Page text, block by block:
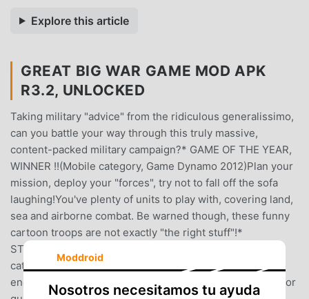
Explore this article
GREAT BIG WAR GAME MOD APK
R3.2, UNLOCKED
Taking military "advice" from the ridiculous generalissimo,
can you battle your way through this truly massive,
content-packed military campaign?* GAME OF THE YEAR,
WINNER !!(Mobile category, Game Dynamo 2012)Plan your
mission, deploy your "forces", try not to fall off the sofa
laughing!You've plenty of units to play with, covering land,
sea and airborne combat. Be warned though, these funny
cartoon troops are not exactly "the right stuff"!*
STRATEGY GAME OF THE YEAR, WINNER !!(Mobile
category, IGN 2012)40+ hours of campaign mode not
enough? There is also unlimited skirmish play vs the AI for
Moddroid
Nosotros necesitamos tu ayuda